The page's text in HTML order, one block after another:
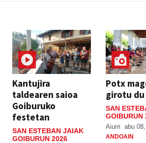
Kantujira
taldearen saioa
Goiburuko
festetan
SAN ESTEBAN JAIAK
GOIBURUN 2026
Potx
girotu du
SAN
GOIBURUN
Aiurri abu
ANDOAIN